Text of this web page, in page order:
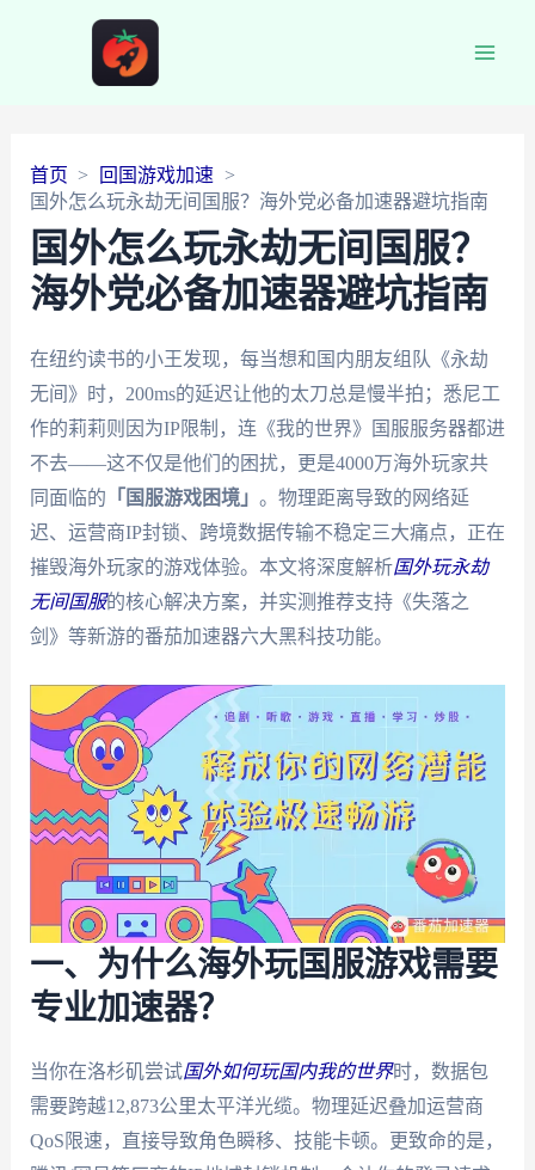
首页
回国游戏加速
国外怎么玩永劫无间国服？海外党必备加速器避坑指南
国外怎么玩永劫无间国服？
海外党必备加速器避坑指南
在纽约读书的小王发现，每当想和国内朋友组队《永劫
无间》时，200ms的延迟让他的太刀总是慢半拍；悉尼工
作的莉莉则因为IP限制，连《我的世界》国服服务器都进
不去——这不仅是他们的困扰，更是4000万海外玩家共
同面临的 「国服游戏困境」 。物理距离导致的网络延
迟、运营商IP封锁、跨境数据传输不稳定三大痛点，正在
摧毁海外玩家的游戏体验。本文将深度解析国外玩永劫
无间国服的核心解决方案，并实测推荐支持《失落之
剑》等新游的番茄加速器六大黑科技功能。
一、为什么海外玩国服游戏需要
专业加速器？
当你在洛杉矶尝试国外如何玩国内我的世界时，数据包
需要跨越12,873公里太平洋光缆。物理延迟叠加运营商
QoS限速，直接导致角色瞬移、技能卡顿。更致命的是，